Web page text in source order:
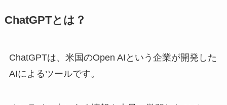
ChatGPTとは？
ChatGPTは、米国のOpen AIという企業が開発した
AIによるツールです。